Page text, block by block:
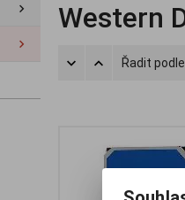
Western
Řadit